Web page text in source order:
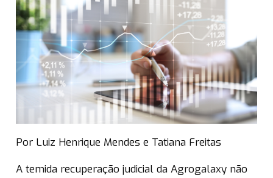
Por Luiz Henrique Mendes e Tatiana Freitas
A temida recuperação judicial da Agrogalaxy não